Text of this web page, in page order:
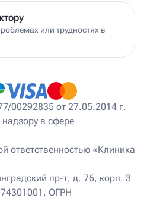
или трудностях в
00292835 от 27.05.2014 г.
в сфере
ответственностью «Клиника
пр-т, д. 76, корп. 3
ОГРН